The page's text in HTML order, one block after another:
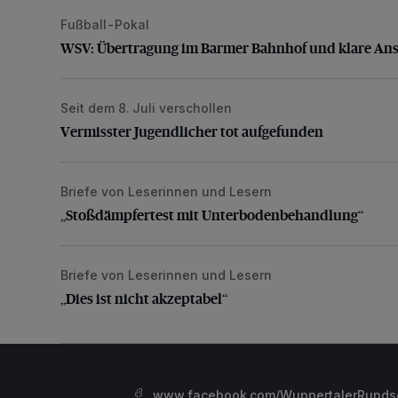
WSV: Übertragung im Barmer Bahnhof und klare
Fußball-Pokal
WSV: Übertragung im Barmer Bahnhof und klare
Vermisster Jugendlicher tot aufgefunden
Seit dem 8. Juli verschollen
Vermisster Jugendlicher tot aufgefunden
„Stoßdämpfertest mit Unterbodenbehandlung“
Briefe von Leserinnen und Lesern
„Stoßdämpfertest mit Unterbodenbehandlung“
„Dies ist nicht akzeptabel“
Briefe von Leserinnen und Lesern
„Dies ist nicht akzeptabel“
www.facebook.com/